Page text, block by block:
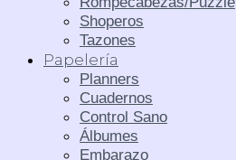
Shoperos
Tazones
Papelería
Planners
Cuadernos
Control Sano
Álbumes
Embarazo